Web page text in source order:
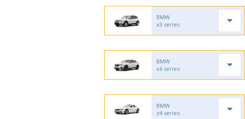
BMW
x3 series
BMW
x6 series
BMW
z4 series